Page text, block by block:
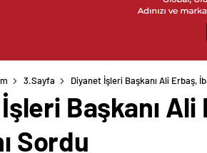
3.Sayfa Diyanet İşleri Başkanı Ali Erbaş,
Başkanı
Sordu